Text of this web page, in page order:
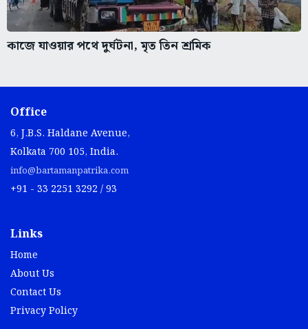
কাজে যাওয়ার পথে দুর্ঘটনা, মৃত তিন শ্রমিক
Office
6, J.B.S. Haldane Avenue,
Kolkata 700 105, India.
info@bartamanpatrika.com
+91 - 33 2251 3292 / 93
Links
Home
About Us
Contact Us
Privacy Policy